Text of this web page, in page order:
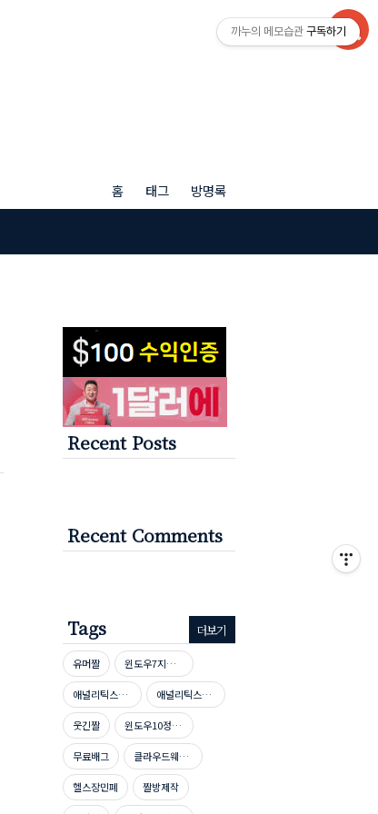
홈 태그 방명록
Recent Posts
Recent Comments
Tags 더보기
유머짤 윈도우7지원종료
애널리틱스자격증시험문제 애널리틱스자격증
웃긴짤 윈도우10정품인증
무료배그 클라우드웨이즈호스팅
헬스장민폐 짤방제작
까누의 메모습관 구독하기